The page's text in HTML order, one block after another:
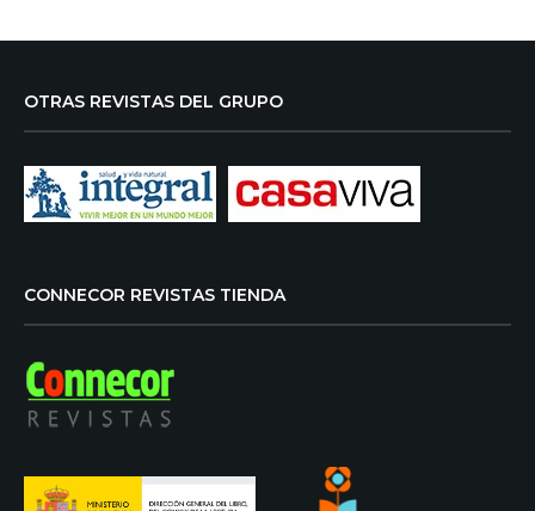
OTRAS REVISTAS DEL GRUPO
CONNECOR REVISTAS TIENDA